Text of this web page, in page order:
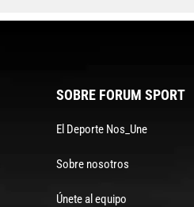
SOBRE FORUM SPORT
El Deporte Nos_Une
Sobre nosotros
Únete al equipo